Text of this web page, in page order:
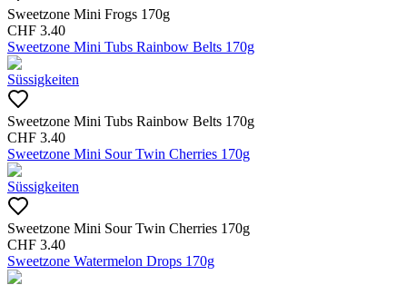
Sweetzone Mini Frogs 170g
CHF 3.40
Sweetzone Mini Tubs Rainbow Belts 170g
Süssigkeiten
Sweetzone Mini Tubs Rainbow Belts 170g
CHF 3.40
Sweetzone Mini Sour Twin Cherries 170g
Süssigkeiten
Sweetzone Mini Sour Twin Cherries 170g
CHF 3.40
Sweetzone Watermelon Drops 170g